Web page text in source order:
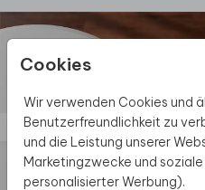
Cookies
Wir verwenden Cookies und
Benutzerfreundlichkeit zu
und die Leistung unserer
Marketingzwecke und
personalisierter Werbung).